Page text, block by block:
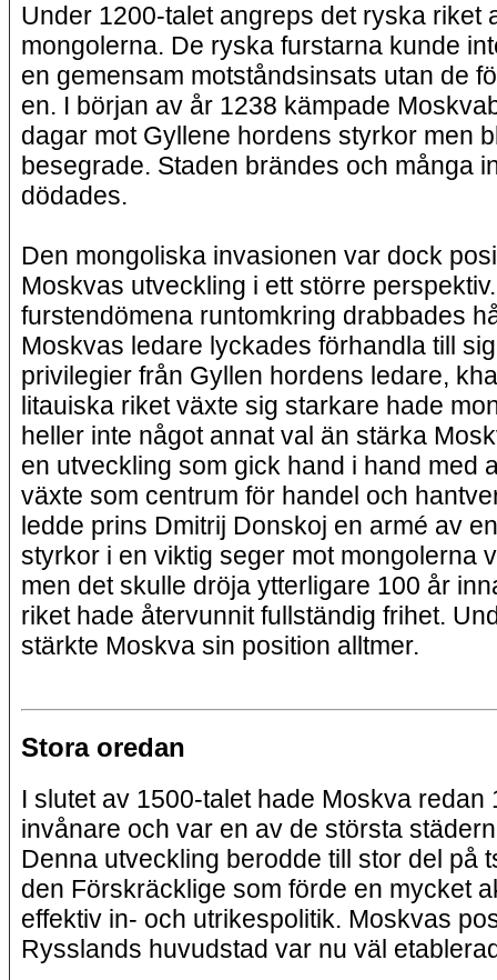
Under 1200-talet angreps det ryska riket
mongolerna. De ryska furstarna kunde
en gemensam motståndsinsats utan de
en. I början av år 1238 kämpade
dagar mot Gyllene hordens styrkor men
besegrade. Staden brändes och många
dödades.
Den mongoliska invasionen var dock
Moskvas utveckling i ett större
furstendömena runtomkring drabbades
Moskvas ledare lyckades förhandla till
privilegier från Gyllen hordens ledare,
litauiska riket växte sig starkare hade
heller inte något annat val än stärka
en utveckling som gick hand i hand med
växte som centrum för handel och
ledde prins Dmitrij Donskoj en armé av
styrkor i en viktig seger mot mongolerna
men det skulle dröja ytterligare 100 år
riket hade återvunnit fullständig frihet.
stärkte Moskva sin position alltmer.
Stora oredan
I slutet av 1500-talet hade Moskva redan
invånare och var en av de största
Denna utveckling berodde till stor del på
den Förskräcklige som förde en mycket
effektiv in- och utrikespolitik. Moskvas
Rysslands huvudstad var nu väl